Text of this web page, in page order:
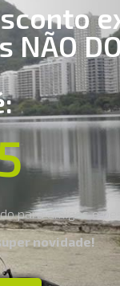
para amigos e
novidade!